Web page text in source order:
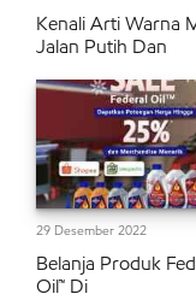
Kenali Arti Warna
Jalan Putih Dan
29 Desember 2022
Belanja Produk
Oil™ Di